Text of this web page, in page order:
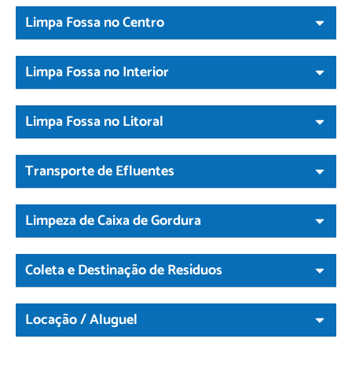
Limpa Fossa no Centro
Limpa Fossa no Interior
Limpa Fossa no Litoral
Transporte de Efluentes
Limpeza de Caixa de Gordura
Coleta e Destinação de Resíduos
Locação / Aluguel